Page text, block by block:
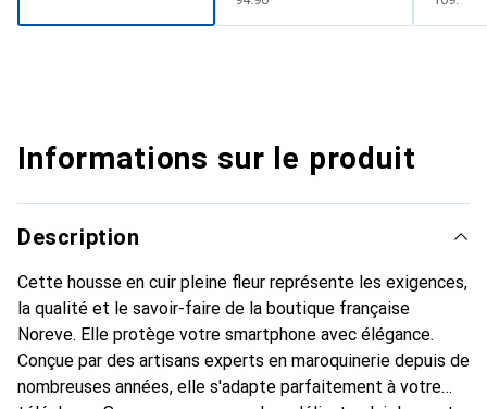
Informations sur le produit
Description
Cette housse en cuir pleine fleur représente les exigences,
la qualité et le savoir-faire de la boutique française
Noreve. Elle protège votre smartphone avec élégance.
Conçue par des artisans experts en maroquinerie depuis de
nombreuses années, elle s'adapte parfaitement à votre